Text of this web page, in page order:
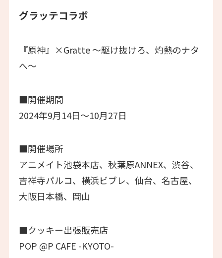
グラッテコラボ
『原神』×Gratte ～駆け抜けろ、灼熱のナタ
へ～
■開催期間
2024年9月14日～10月27日
■開催場所
アニメイト池袋本店、秋葉原ANNEX、渋谷、
吉祥寺パルコ、横浜ビブレ、仙台、名古屋、
大阪日本橋、岡山
■クッキー出張販売店
POP @P CAFE -KYOTO-